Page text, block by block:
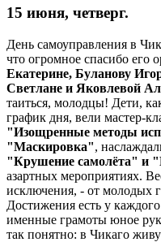
15 июня, четверг.
День самоуправления в
что огромное спасибо его
Екатерине, Буланову
Светлане и Яковлевой
таиться, молодцы! Дети,
график дня, вели мастер-
"Изощренные методы
"Маскировка",
"Крушение самолёта" и
азартных мероприятиях.
исключения, - от молодых
Достижения есть у
именные грамоты юное
так понятно: в Чикаго